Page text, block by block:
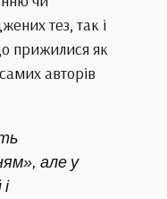
тез, так і
прижилися як
авторів
але у